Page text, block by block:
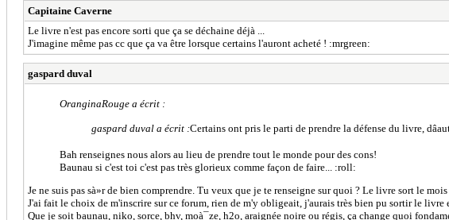
Capitaine Caverne
Le livre n'est pas encore sorti que ça se déchaine déjà ...
J'imagine même pas cc que ça va être lorsque certains l'auront acheté ! :mrgreen:
gaspard duval
OranginaRouge a écrit :
gaspard duval a écrit :Certains ont pris le parti de prendre la défense du livre,
Bah renseignes nous alors au lieu de prendre tout le monde pour des cons!
Baunau si c'est toi c'est pas très glorieux comme façon de faire... :roll:
Je ne suis pas sà»r de bien comprendre. Tu veux que je te renseigne sur quoi ? Le livre sort le
J'ai fait le choix de m'inscrire sur ce forum, rien de m'y obligeait, j'aurais très bien pu sortir le livre
Que je soit baunau, niko, sorce, bhv, moà¯ze, h2o, araignée noire ou régis, ça change quoi